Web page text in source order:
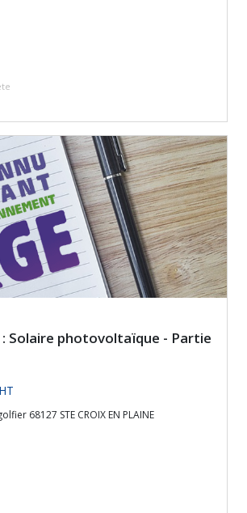
: Solaire photovoltaïque - Partie
68127 STE CROIX EN PLAINE